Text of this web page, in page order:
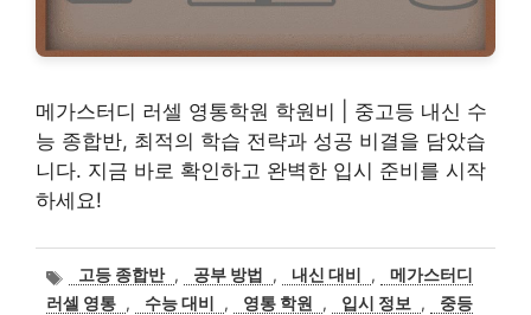
메가스터디 러셀 영통학원 학원비 | 중고등 내신 수
능 종합반, 최적의 학습 전략과 성공 비결을 담았습
니다. 지금 바로 확인하고 완벽한 입시 준비를 시작
하세요!
태
그
고등 종합반 , 공부 방법 , 내신 대비 ,
메가스터디
러셀 영통 , 수능 대비 , 영통 학원 , 입시 정보 ,
중등